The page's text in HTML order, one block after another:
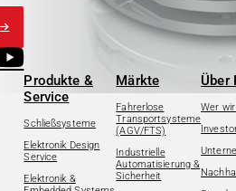
Produkte &
Service
Schließsysteme
Elektronik Design
Service
Elektronik &
Märkte
Fahrerlose
Transportsysteme
(AGV/FTS)
Industrielle
Automatisierung &
Sicherheit
Über
Wer